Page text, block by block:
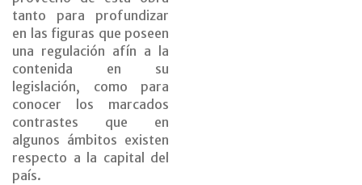
tanto para profundizar
en las figuras que poseen
una regulación afín a la
contenida en su
legislación, como para
conocer los marcados
contrastes que en
algunos ámbitos existen
respecto a la capital del
país.